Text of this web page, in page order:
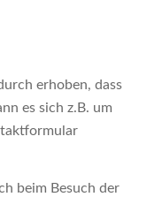
erhoben, dass
es sich z.B. um
beim Besuch der